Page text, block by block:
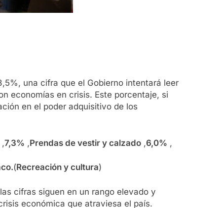
una cifra que el Gobierno intentará leer
economías en crisis. Este porcentaje, si
en el poder adquisitivo de los
,7,3% ,Prendas de vestir y calzado ,6,0% ,
(Recreación y cultura)
cifras siguen en un rango elevado y
económica que atraviesa el país.